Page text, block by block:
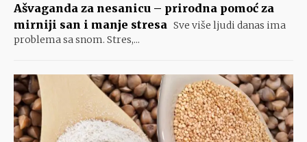
Ašvaganda za nesanicu – prirodna pomoć za
mirniji san i manje stresa Sve više ljudi danas ima
problema sa snom. Stres,...